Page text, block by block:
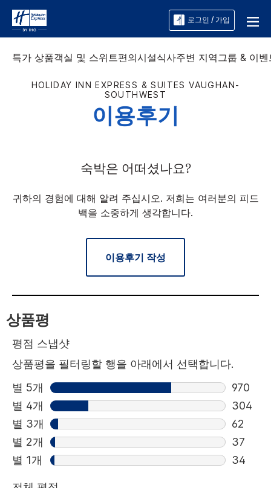
로그인 / 가입
특가 상품객실 및 스위트편의시설식사주변 지역그룹 & 이벤
HOLIDAY INN EXPRESS & SUITES VAUGHAN-
SOUTHWEST
이용후기
숙박은 어떠셨나요?
귀하의 경험에 대해 알려 주십시오. 저희는 여러분의 피드
백을 소중하게 생각합니다.
이용후기 작성